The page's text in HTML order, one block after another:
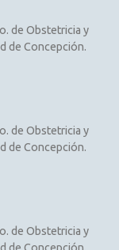
de Obstetricia y
de Concepción.
de Obstetricia y
de Concepción.
de Obstetricia y